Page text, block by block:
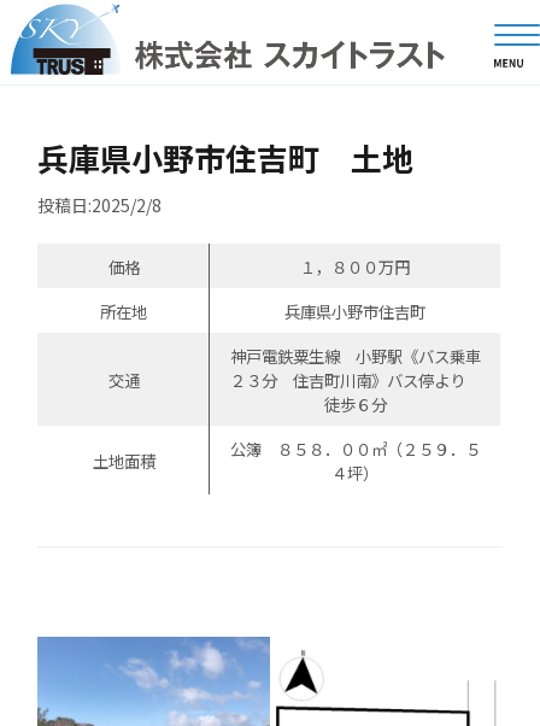
兵庫県小野市住吉町 土地
投稿日:2025/2/8
価格
１，８００万円
所在地
兵庫県小野市住吉町
交通
神戸電鉄粟生線 小野駅《バス乗車
２３分 住吉町川南》バス停より
徒歩６分
土地面積
公簿 ８５８．００㎡（２５９．５
４坪）